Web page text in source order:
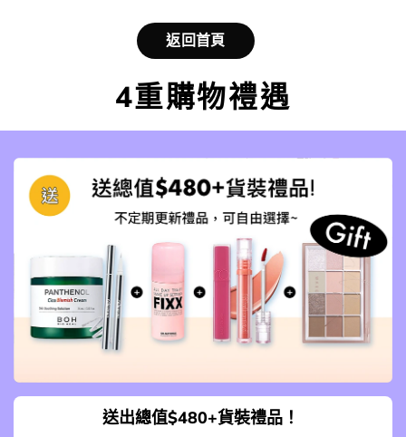
返回首頁
4重購物禮遇
送出總值$480+貨裝禮品！